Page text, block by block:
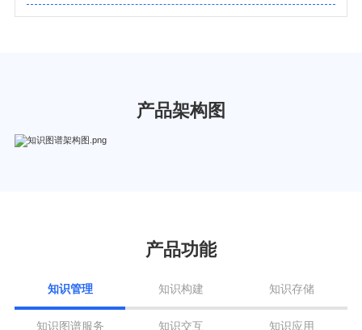
产品架构图
产品功能
知识管理 知识构建 知识存储
知识图谱服务 知识交互 知识应用